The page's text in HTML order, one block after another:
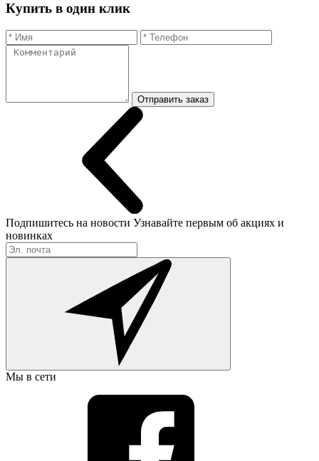
Купить в один клик
Отправить заказ
Подпишитесь на новости Узнавайте первым об акциях и
новинках
Мы в сети